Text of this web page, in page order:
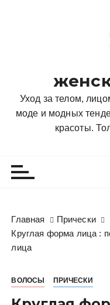
Уход за телом,
моде и модных
красоты.
Главная
Прически
Круглая форма лица :
лица
ВОЛОСЫ ПРИЧЕСКИ